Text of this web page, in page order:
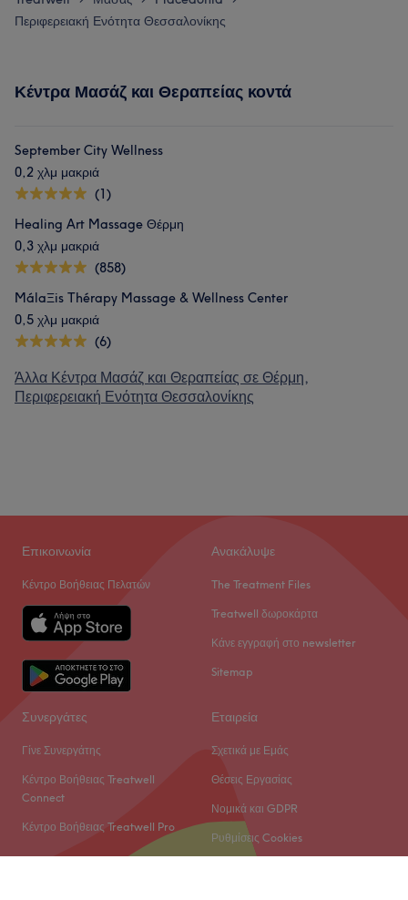
Περιφερειακή Ενότητα Θεσσαλονίκης
Κέντρα Μασάζ και Θεραπείας κοντά
September City Wellness
0,2 χλμ μακριά
(1)
Healing Art Massage Θέρμη
0,3 χλμ μακριά
(858)
MálaΞis Thérapy Massage & Wellness Center
0,5 χλμ μακριά
(6)
Άλλα Κέντρα Μασάζ και Θεραπείας σε Θέρμη,
Περιφερειακή Ενότητα Θεσσαλονίκης
Επικοινωνία
Κέντρο Βοήθειας Πελατών
Ανακάλυψε
The Treatment Files
Treatwell δωροκάρτα
Κάνε εγγραφή στο newsletter
Sitemap
Συνεργάτες
Γίνε Συνεργάτης
Κέντρο Βοήθειας Treatwell
Connect
Κέντρο Βοήθειας Treatwell Pro
Εταιρεία
Σχετικά με Εμάς
Θέσεις Εργασίας
Νομικά και GDPR
Ρυθμίσεις Cookies